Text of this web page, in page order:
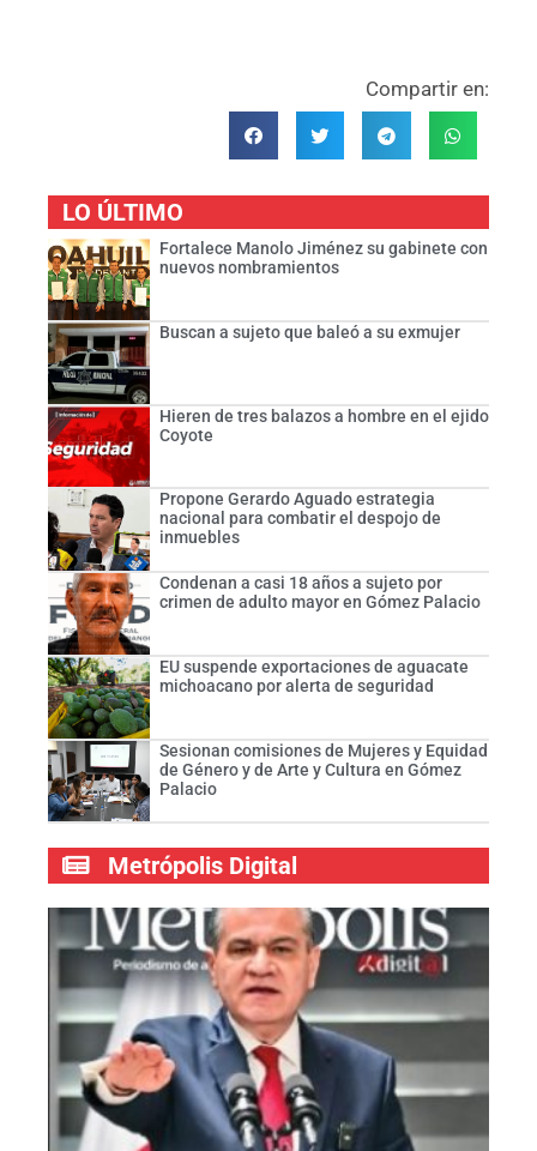
Compartir en:
LO ÚLTIMO
Fortalece Manolo Jiménez su gabinete con
nuevos nombramientos
Buscan a sujeto que baleó a su exmujer
Hieren de tres balazos a hombre en el ejido
Coyote
Propone Gerardo Aguado estrategia
nacional para combatir el despojo de
inmuebles
Condenan a casi 18 años a sujeto por
crimen de adulto mayor en Gómez Palacio
EU suspende exportaciones de aguacate
michoacano por alerta de seguridad
Sesionan comisiones de Mujeres y Equidad
de Género y de Arte y Cultura en Gómez
Palacio
Metrópolis Digital